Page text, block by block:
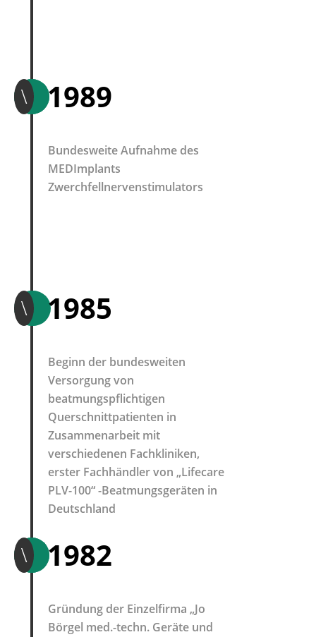
\ 1989
Bundesweite Aufnahme des
MEDImplants
Zwerchfellnervenstimulators
\ 1985
Beginn der bundesweiten
Versorgung von
beatmungspflichtigen
Querschnittpatienten in
Zusammenarbeit mit
verschiedenen Fachkliniken,
erster Fachhändler von „Lifecare
PLV-100“ -Beatmungsgeräten in
Deutschland
\ 1982
Gründung der Einzelfirma „Jo
Börgel med.-techn. Geräte und